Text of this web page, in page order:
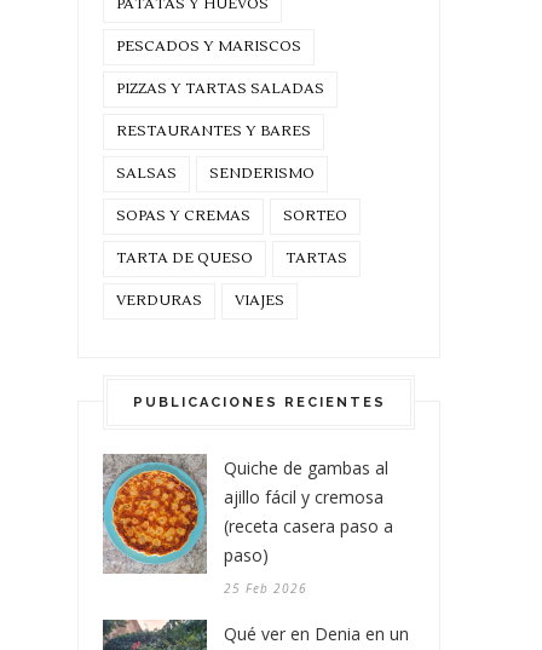
PATATAS Y HUEVOS
PESCADOS Y MARISCOS
PIZZAS Y TARTAS SALADAS
RESTAURANTES Y BARES
SALSAS SENDERISMO
SOPAS Y CREMAS SORTEO
TARTA DE QUESO TARTAS
VERDURAS VIAJES
PUBLICACIONES RECIENTES
Quiche de gambas al
ajillo fácil y cremosa
(receta casera paso a
paso)
25 Feb 2026
Qué ver en Denia en un